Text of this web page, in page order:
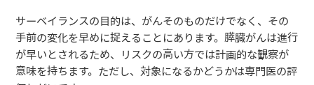
サーベイランスの目的は、がんそのものだけでなく、その
手前の変化を早めに捉えることにあります。膵臓がんは進行
が早いとされるため、リスクの高い方では計画的な観察が
意味を持ちます。ただし、対象になるかどうかは専門医の評